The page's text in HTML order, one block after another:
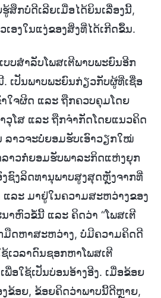
ສຶກບໍ່ດີເລີຍເມື່ອໄດ້ຍິນເລື່ອງນີ້,
ອງໃນແງ່ຂອງສິ່ງທີ່ໄດ້ເກີດຂຶ້ນ.
ບສຳລັບໂພສເຕີພາບພະຍົນອີກ
ເປັນພາບພະຍົນກ່ຽວກັບຜູ້ທີ່ເຊື່ອ
ໃຈຜິດ ແລະ ຖືກຄວບຄຸມໂດຍ
ວຸໂສ ແລະ ຖືກຈຳກັດໂດຍແນວຄິດ
າວຈະບໍ່ຍອມຮັບເອົາວຽກໃໝ່
ລາວກໍ່ຍອມຮັບພາລະກິດແຫ່ງຍຸກ
ຊົງລິດທານຸພາບສູງສຸດຫຼັງຈາກທີ່
ລະ ມາຢູ່ໃນຄວາມສະຫວ່າງຂອງ
າຫົວຂໍ້ນີ້ ແລະ ຄິດວ່າ “ໂພສເຕີ
ມືດຫາສະຫວ່າງ, ບໍ່ມີຄວາມຄິດດີ
ເວລາດົນຊອກຫາໂພສເຕີ
ອໃຊ້ເປັນບ່ອນອ້າງອີງ. ເມື່ອຂ້ອຍ
ຂ້ອຍ, ຂ້ອຍຄິດວ່າພາບນີ້ດີຫຼາຍ,